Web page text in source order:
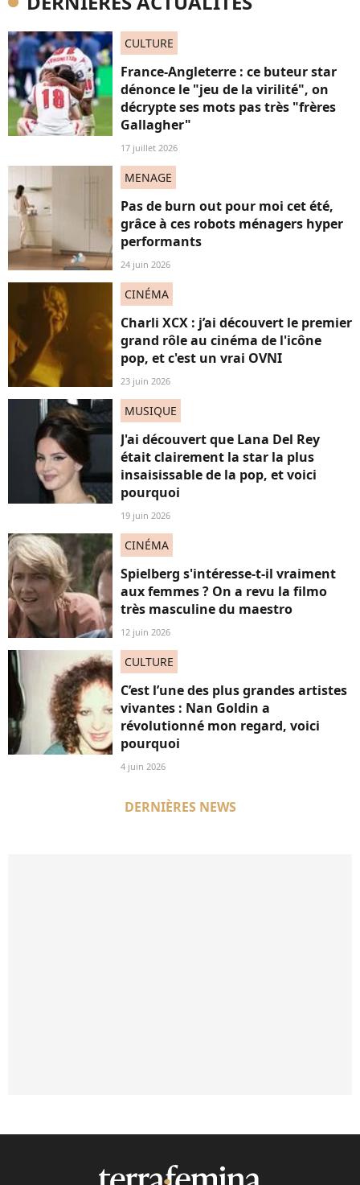
CULTURE
France-Angleterre : ce buteur star
dénonce le "jeu de la virilité", on
décrypte ses mots pas très "frères
Gallagher"
17 juillet 2026
MENAGE
Pas de burn out pour moi cet été,
grâce à ces robots ménagers hyper
performants
24 juin 2026
CINÉMA
Charli XCX : j’ai découvert le premier
grand rôle au cinéma de l'icône
pop, et c'est un vrai OVNI
23 juin 2026
MUSIQUE
J'ai découvert que Lana Del Rey
était clairement la star la plus
insaisissable de la pop, et voici
pourquoi
19 juin 2026
CINÉMA
Spielberg s'intéresse-t-il vraiment
aux femmes ? On a revu la filmo
très masculine du maestro
12 juin 2026
CULTURE
C’est l’une des plus grandes artistes
vivantes : Nan Goldin a
révolutionné mon regard, voici
pourquoi
4 juin 2026
DERNIÈRES NEWS